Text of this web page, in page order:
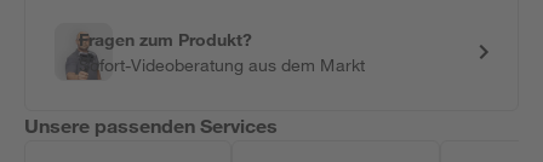
Fragen zum Produkt?
Sofort-Videoberatung aus dem Markt
Unsere passenden Services